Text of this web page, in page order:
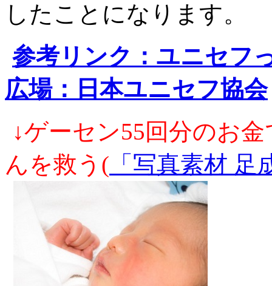
したことになります。
参考リンク：ユニセフ
広場：日本ユニセフ協会
↓ゲーセン55回分のお
んを救う( 「写真素材 足